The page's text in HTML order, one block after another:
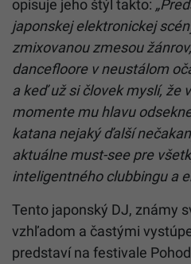
opisuje jeho štýl takto:
japonskej elektronickej
zmixovanou zmesou
dancefloore v neustálom
a keď už si človek myslí, že
momente mu hlavu
katana nejaký ďalší
aktuálne must-see pre
inteligentného clubbingu a
Tento japonský DJ, známy
vzhľadom a častými
predstaví na festivale